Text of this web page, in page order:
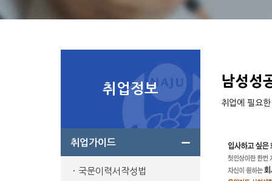
취업정보
취업가이드
국문이력서작성법
남성성
취업에 필요